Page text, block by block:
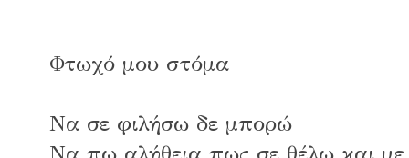
Φτωχό μου στόμα
Να σε φιλήσω δε μπορώ